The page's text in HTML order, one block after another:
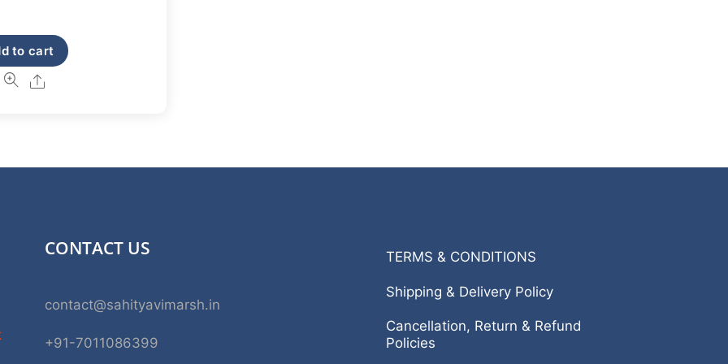
to cart
Share
CONTACT US
contact@sahityavimarsh.in
+91-7011086399
TERMS & CONDITIONS
Shipping & Delivery Policy
Cancellation, Return & Refund
Policies